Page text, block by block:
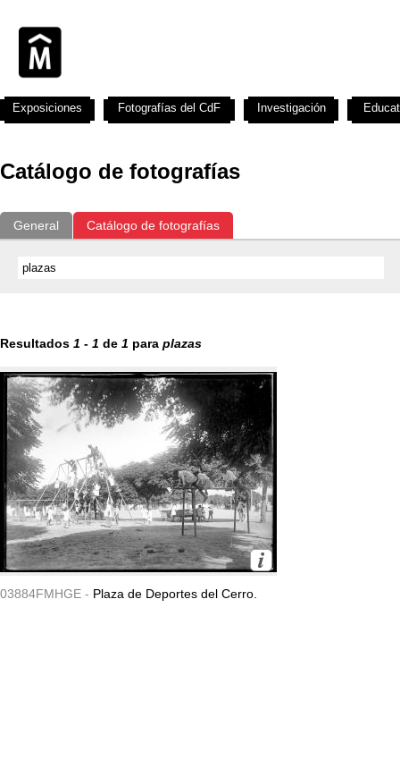
Catálogo de fotografías
General Catálogo de fotografías
Resultados 1 - 1 de 1 para plazas
03884FMHGE - Plaza de Deportes del Cerro.
Exposiciones Fotografías del CdF Investigación